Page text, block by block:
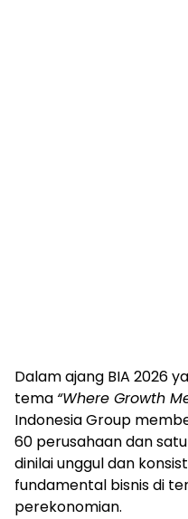
Dalam ajang BIA 2026
tema “Where Growth
Indonesia Group
60 perusahaan dan
dinilai unggul dan
fundamental bisnis di
perekonomian.